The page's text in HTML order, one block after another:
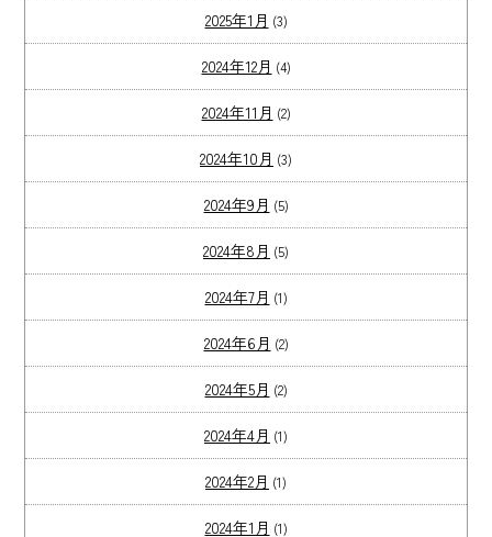
2025年1月 (3)
2024年12月 (4)
2024年11月 (2)
2024年10月 (3)
2024年9月 (5)
2024年8月 (5)
2024年7月 (1)
2024年6月 (2)
2024年5月 (2)
2024年4月 (1)
2024年2月 (1)
2024年1月 (1)